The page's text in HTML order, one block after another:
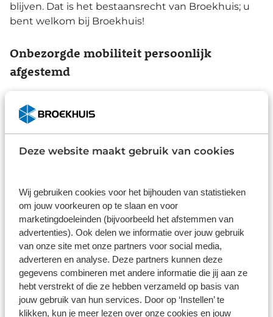
Deze website maakt gebruik van cookies
Wij gebruiken cookies voor het bijhouden van statistieken
om jouw voorkeuren op te slaan en voor
marketingdoeleinden (bijvoorbeeld het afstemmen van
advertenties). Ook delen we informatie over jouw gebruik
van onze site met onze partners voor social media,
adverteren en analyse. Deze partners kunnen deze
gegevens combineren met andere informatie die jij aan ze
hebt verstrekt of die ze hebben verzameld op basis van
jouw gebruik van hun services. Door op ‘Instellen’ te
klikken, kun je meer lezen over onze cookies en jouw
blijven. Dat is het bestaansrecht van Broekhuis; u
bent welkom bij Broekhuis!
Onbezorgde mobiliteit persoonlijk
afgestemd
Als onderdeel van Broekhuis kunnen de
medewerkers straks ook in de nieuw overgenomen
vestigingen onze diverse mobiliteitsoplossingen
aanbieden. Zo staan we voor u klaar met persoonlijk
advies, de aanschaf van nieuwe en gebruikte auto’s
verzekeringen, financieringen en
wagenparkbeheer.
Heeft u vragen?
Mocht u nog vragen hebben met betrekking tot de
overname van Auto Palace Groep? Dan kunt u